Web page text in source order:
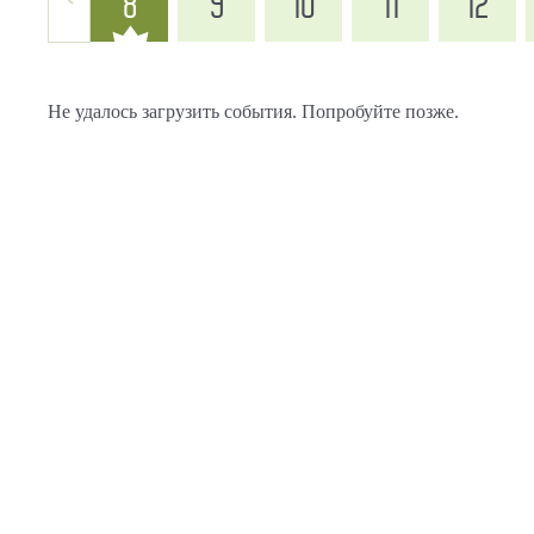
Не удалось загрузить события. Попробуйте позже.